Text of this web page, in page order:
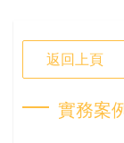
返回上頁
實務案